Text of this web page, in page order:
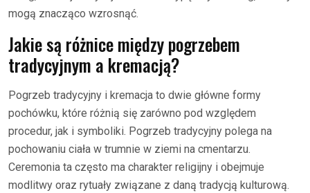
mogą znacząco wzrosnąć.
Jakie są różnice między pogrzebem
tradycyjnym a kremacją?
Pogrzeb tradycyjny i kremacja to dwie główne formy
pochówku, które różnią się zarówno pod względem
procedur, jak i symboliki. Pogrzeb tradycyjny polega na
pochowaniu ciała w trumnie w ziemi na cmentarzu.
Ceremonia ta często ma charakter religijny i obejmuje
modlitwy oraz rytuały związane z daną tradycją kulturową.